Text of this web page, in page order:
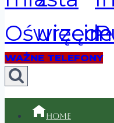
WAŻNE TELEFONY
Home